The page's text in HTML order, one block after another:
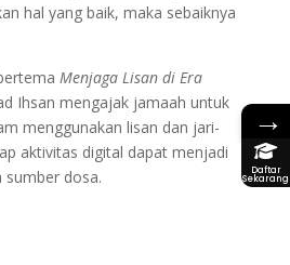
hal yang baik, maka sebaiknya
Menjaga Lisan di Era
Ihsan mengajak jamaah untuk
menggunakan lisan dan jari-
aktivitas digital dapat menjadi
sumber dosa.
→
Daftar
Sekarang